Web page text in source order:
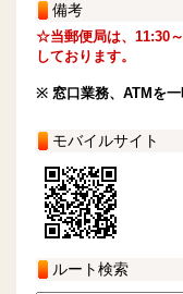
備考
☆当郵便局は、11:30
しております。
※ 窓口業務、ATMを一
モバイルサイト
ルート検索